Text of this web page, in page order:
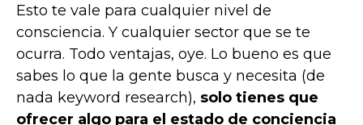
Esto te vale para cualquier nivel de
consciencia. Y cualquier sector que se te
ocurra. Todo ventajas, oye. Lo bueno es que
sabes lo que la gente busca y necesita (de
nada keyword research), solo tienes que
ofrecer algo para el estado de conciencia